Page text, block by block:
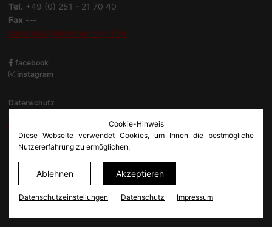
Tel. +49 (0) 251 - 21 70 40
Fax ---
amadeus@heinemann-grill.de
facebook
instagram
Datenschutz
Datenschutz­einstellungen
© Netkonzept Online
Cookie-Hinweis
Diese Webseite verwendet Cookies, um Ihnen die bestmögliche
Nutzererfahrung zu ermöglichen.
Ablehnen Akzeptieren
Datenschutz­einstellungen Datenschutz Impressum